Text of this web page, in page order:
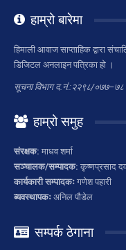
हाम्रो बारेमा
हिमाली आवाज साप्ताहिक द्वारा
डिजिटल अनलाइन पत्रिका हो ।
सूचना विभाग द.नं.:२२९८/०७७–७८
हाम्रो समुह
संरक्षक: माधव शर्मा
सञ्चालक/सम्पादक: कृष्णप्रसाद
कार्यकारी सम्पादकः गणेश पहारी
ब्यवस्थापकः अनिल पौडेल
सम्पर्क ठेगाना